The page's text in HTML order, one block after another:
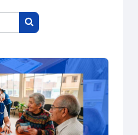
Buscar cursos
DE ESTILOS DE